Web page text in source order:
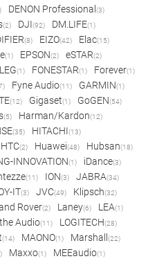
DENON Professional (3)
(2) DJI(92) DM.LIFE(1)
(8) EIZO(42) Elac(15)
(1) EPSON(2) eSTAR(2)
(1) FONESTAR(1) Forever(1)
Fyne Audio(11) GARMIN(1)
(12) Gigaset(1) GoGEN(54)
(5) Harman/Kardon(12)
(35) HITACHI(13)
HTC(2) Huawei(48) Hubsan(18)
INNOVATION(1) iDance(3)
(11) ION(3) JABRA(34)
IT(3) JVC(49) Klipsch(32)
Rover(2) Laney(6) LEA(1)
Audio(11) LOGITECH(28)
(14) MAONO(1) Marshall (22)
Maxxo(1) MEEaudio(1)